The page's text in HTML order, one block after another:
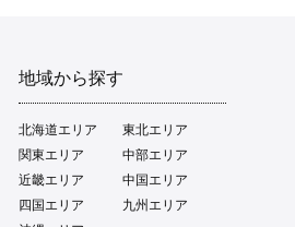
地域から探す
北海道エリア
東北エリア
関東エリア
中部エリア
近畿エリア
中国エリア
四国エリア
九州エリア